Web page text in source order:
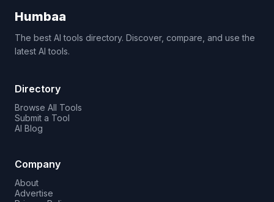
Humbaa
The best AI tools directory. Discover, compare, and use the
latest AI tools.
Directory
Browse All Tools
Submit a Tool
AI Blog
Company
About
Advertise